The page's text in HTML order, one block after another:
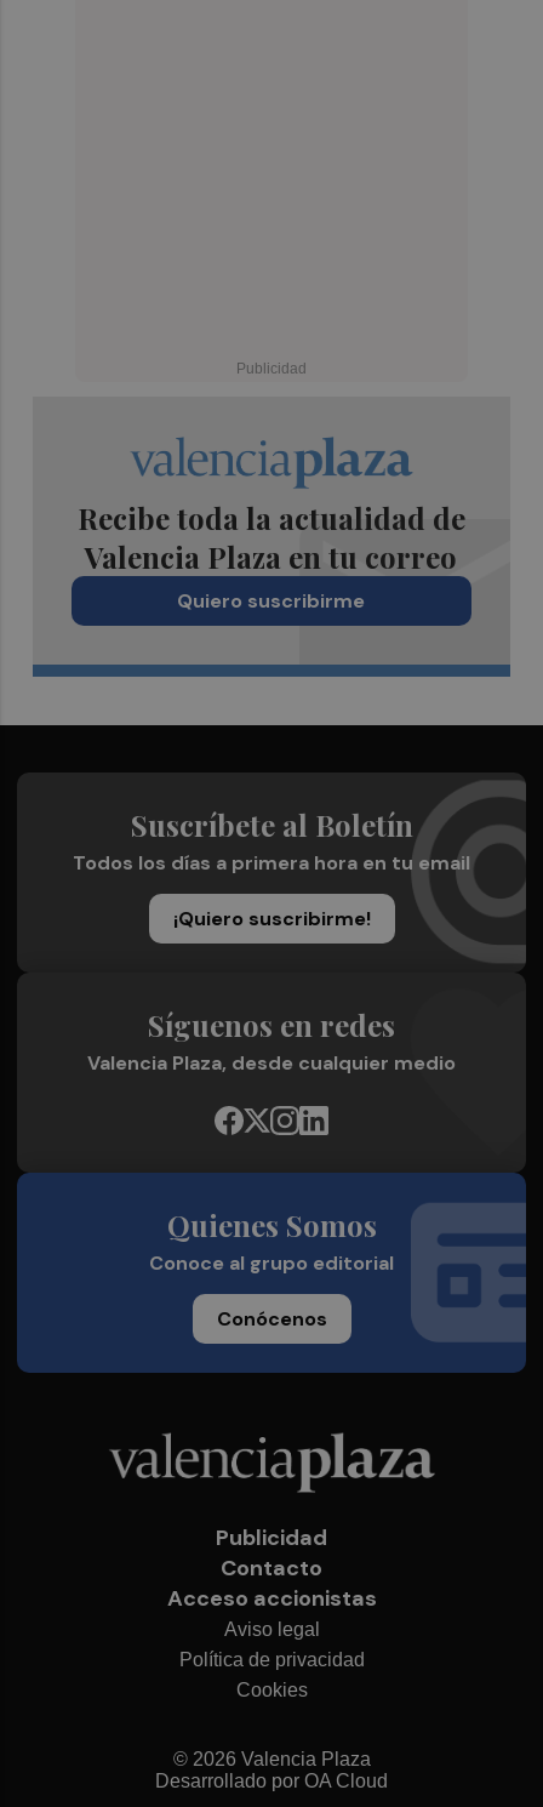
Recibe toda la actualidad de
Valencia Plaza en tu correo
Quiero suscribirme
Suscríbete al Boletín
Todos los días a primera hora en tu email
¡Quiero suscribirme!
Síguenos en redes
Valencia Plaza, desde cualquier medio
Quienes Somos
Conoce al grupo editorial
Conócenos
Publicidad
Contacto
Acceso accionistas
Aviso legal
Política de privacidad
Cookies
© 2026 Valencia Plaza
Desarrollado por OA Cloud